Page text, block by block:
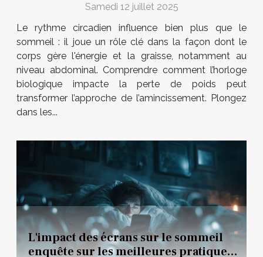
Samedi 12 juillet 2025
Le rythme circadien influence bien plus que le
sommeil : il joue un rôle clé dans la façon dont le
corps gère l'énergie et la graisse, notamment au
niveau abdominal. Comprendre comment l’horloge
biologique impacte la perte de poids peut
transformer l’approche de l’amincissement. Plongez
dans les...
L'impact des écrans sur le sommeil
enquête sur les meilleures pratiques